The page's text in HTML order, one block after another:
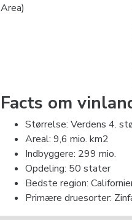
Area)
Facts om
Størrelse: Verdens 4.
Areal: 9,6 mio. km2
Indbyggere: 299 mio.
Opdeling: 50 stater
Bedste region:
Primære druesorter: